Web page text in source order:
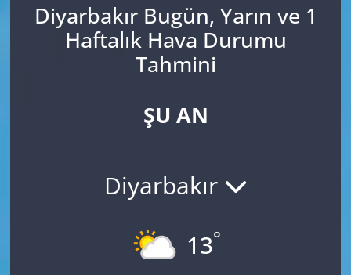
Diyarbakır Bugün, Yarın ve 1
Haftalık Hava Durumu
Tahmini
ŞU AN
Diyarbakır
13°
ÇEVRE
KÜLTÜR SANAT
Süper Lig Puan Durumu ve Fikstür
Tüm Manşetler